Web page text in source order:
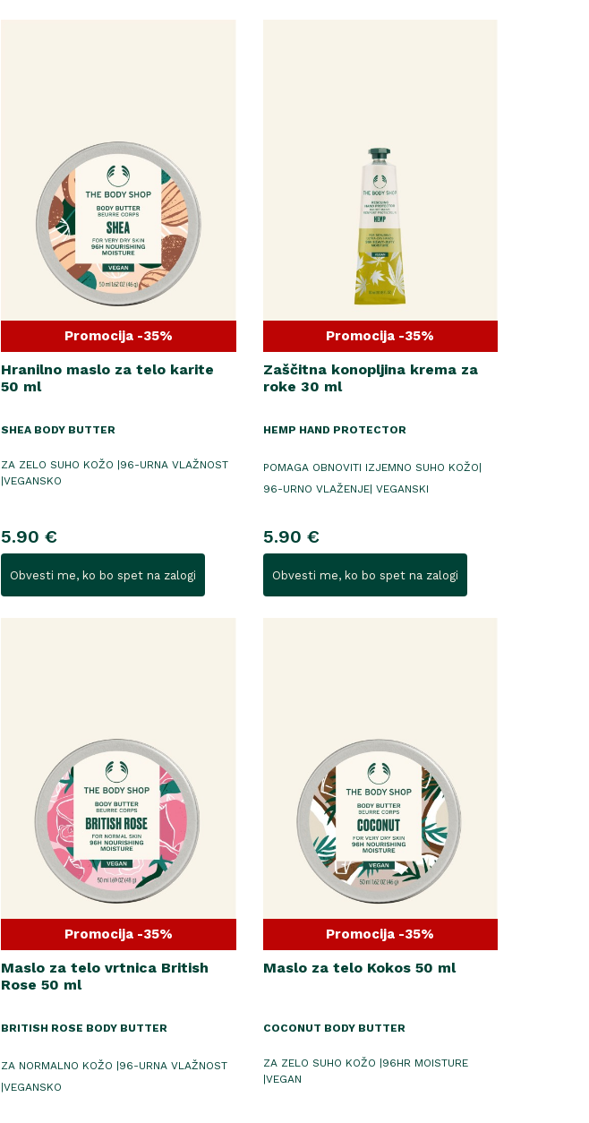
Promocija -35%
Hranilno maslo za telo karite
50 ml
SHEA BODY BUTTER
ZA ZELO SUHO KOŽO |96-URNA VLAŽNOST
|VEGANSKO
5.90 €
Obvesti me, ko bo spet na zalogi
Promocija -35%
Zaščitna konopljina krema za
roke 30 ml
HEMP HAND PROTECTOR
POMAGA OBNOVITI IZJEMNO SUHO KOŽO|
96-URNO VLAŽENJE| VEGANSKI
5.90 €
Obvesti me, ko bo spet na zalogi
Promocija -35%
Maslo za telo vrtnica British
Rose 50 ml
BRITISH ROSE BODY BUTTER
ZA NORMALNO KOŽO |96-URNA VLAŽNOST
|VEGANSKO
Promocija -35%
Maslo za telo Kokos 50 ml
COCONUT BODY BUTTER
ZA ZELO SUHO KOŽO |96HR MOISTURE
|VEGAN